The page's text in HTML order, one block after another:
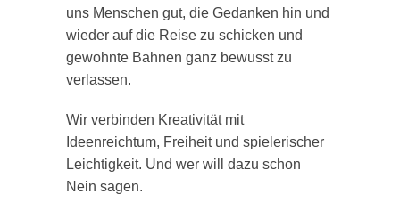
uns Menschen gut, die Gedanken hin und
wieder auf die Reise zu schicken und
gewohnte Bahnen ganz bewusst zu
verlassen.
Wir verbinden Kreativität mit
Ideenreichtum, Freiheit und spielerischer
Leichtigkeit. Und wer will dazu schon
Nein sagen.